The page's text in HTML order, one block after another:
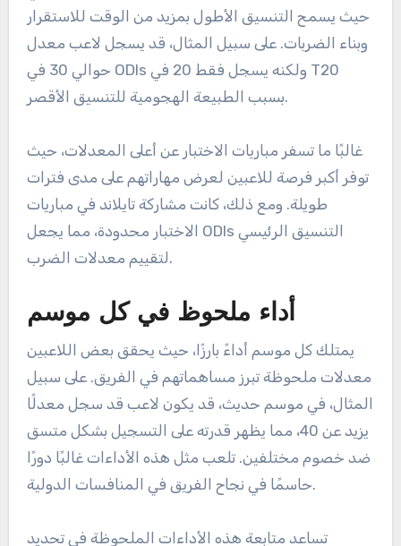
حيث يسمح التنسيق الأطول بمزيد من الوقت للاستقرار
وبناء الضربات. على سبيل المثال، قد يسجل لاعب معدل
حوالي 30 في ODIs ولكنه يسجل فقط 20 في T20
بسبب الطبيعة الهجومية للتنسيق الأقصر.
غالبًا ما تسفر مباريات الاختبار عن أعلى المعدلات، حيث
توفر أكبر فرصة للاعبين لعرض مهاراتهم على مدى فترات
طويلة. ومع ذلك، كانت مشاركة تايلاند في مباريات
الاختبار محدودة، مما يجعل ODIs التنسيق الرئيسي
لتقييم معدلات الضرب.
أداء ملحوظ في كل موسم
يمتلك كل موسم أداءً بارزًا، حيث يحقق بعض اللاعبين
معدلات ملحوظة تبرز مساهماتهم في الفريق. على سبيل
المثال، في موسم حديث، قد يكون لاعب قد سجل معدلًا
يزيد عن 40، مما يظهر قدرته على التسجيل بشكل متسق
ضد خصوم مختلفين. تلعب مثل هذه الأداءات غالبًا دورًا
حاسمًا في نجاح الفريق في المنافسات الدولية.
تساعد متابعة هذه الأداءات الملحوظة في تحديد